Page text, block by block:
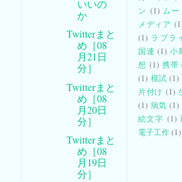
いいの
か
Twitterまと
め［08
月21日
分］
Twitterまと
め［08
月20日
分］
Twitterまと
め［08
月19日
分］
ン (1) ム
メディア
(1) ラブラ
国連 (1) 小
想 (1) 携帯
(1) 模試 (1)
片付け (1)
(1) 病気 (1)
絵文字 (1)
電子工作 (1)